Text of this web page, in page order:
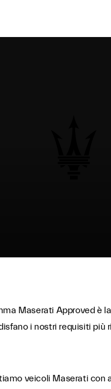
Maserati Approved
i nostri requisiti
veicoli Maserati con